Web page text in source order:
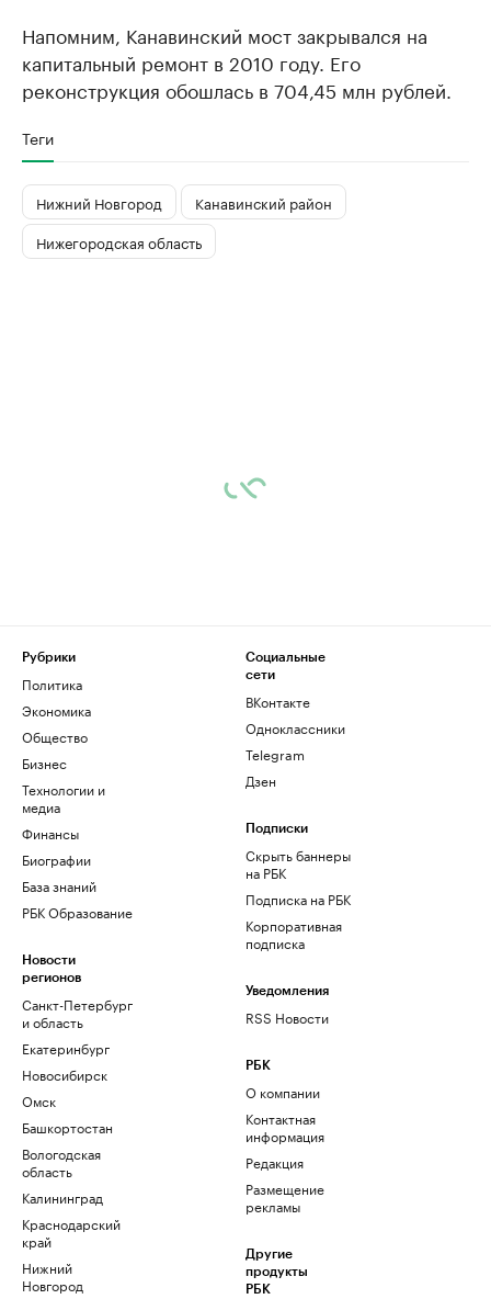
Напомним, Канавинский мост закрывался на
капитальный ремонт в 2010 году. Его
реконструкция обошлась в 704,45 млн рублей.
Теги
Нижний Новгород
Канавинский район
Нижегородская область
Рубрики
Политика
Экономика
Общество
Бизнес
Технологии и
медиа
Финансы
Биографии
База знаний
РБК Образование
Новости
регионов
Санкт-Петербург
и область
Екатеринбург
Новосибирск
Омск
Башкортостан
Вологодская
область
Калининград
Краснодарский
край
Нижний
Новгород
Социальные
сети
ВКонтакте
Одноклассники
Telegram
Дзен
Подписки
Скрыть баннеры
на РБК
Подписка на РБК
Корпоративная
подписка
Уведомления
RSS Новости
РБК
О компании
Контактная
информация
Редакция
Размещение
рекламы
Другие
продукты
РБК